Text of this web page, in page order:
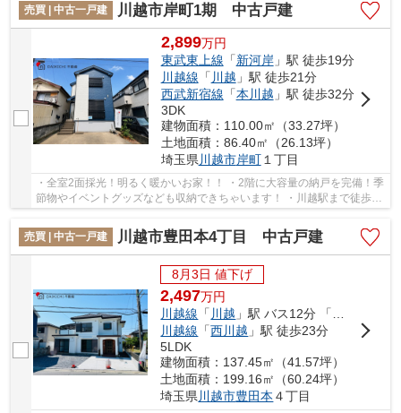
売買 | 中古一戸建
川越市岸町1期 中古戸建
2,899万円
東武東上線 「新河岸」駅 徒歩19分
川越線 「 川越 」駅 徒歩21分
西武新宿線 「本川越 」駅 徒歩32分
3DK
建物面積：110.00㎡（33.27坪）
土地面積：86.40㎡（26.13坪）
埼玉県川越市岸町１丁目
・全室2面採光！明るく暖かいお家！！ ・2階に大容量の納戸を完備！季
節物やイベントグッズなども収納できちゃいます！ ・川越駅まで徒歩19
売買 | 中古一戸建
川越市豊田本4丁目 中古戸建
8月3日 値下げ
2,497万円
川越線 「 川越 」駅 バス12分 「尚美学園大学」 停歩9分
川越線 「西川越 」駅 徒歩23分
5LDK
建物面積：137.45㎡（41.57坪）
土地面積：199.16㎡（60.24坪）
埼玉県 川越市豊田本 ４丁目